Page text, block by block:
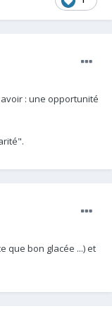
: une opportunité
que bon glacée ...) et